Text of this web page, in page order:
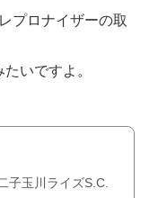
プロナイザーの取
いですよ。
子玉川ライズS.C.